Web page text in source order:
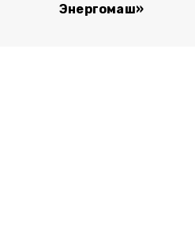
Энергомаш»